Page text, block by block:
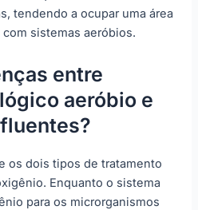
tendendo a ocupar uma área
sistemas aeróbios.
entre
aeróbio e
os dois tipos de tratamento
Enquanto o sistema
para os microrganismos